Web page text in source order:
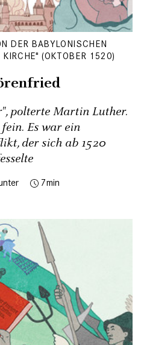
DER BABYLONISCHEN
KIRCHE" (OKTOBER 1520)
polterte Martin Luther.
Es war ein
der sich ab 1520
7